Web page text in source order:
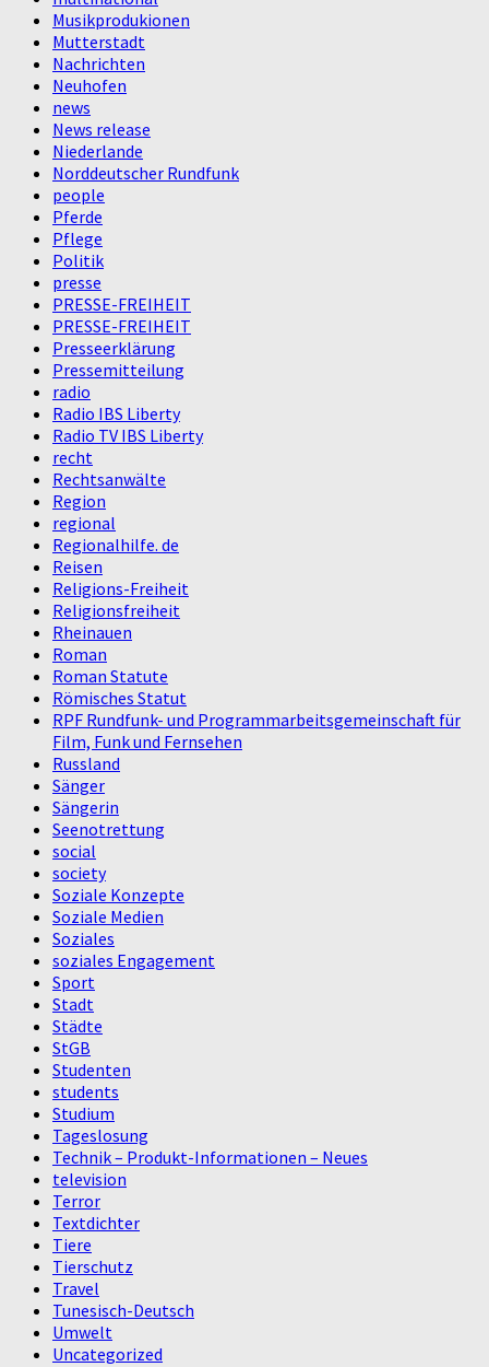
Musikprodukionen
Mutterstadt
Nachrichten
Neuhofen
news
News release
Niederlande
Norddeutscher Rundfunk
people
Pferde
Pflege
Politik
presse
PRESSE-FREIHEIT
PRESSE-FREIHEIT
Presseerklärung
Pressemitteilung
radio
Radio IBS Liberty
Radio TV IBS Liberty
recht
Rechtsanwälte
Region
regional
Regionalhilfe. de
Reisen
Religions-Freiheit
Religionsfreiheit
Rheinauen
Roman
Roman Statute
Römisches Statut
RPF Rundfunk- und Programmarbeitsgemeinschaft für
Film, Funk und Fernsehen
Russland
Sänger
Sängerin
Seenotrettung
social
society
Soziale Konzepte
Soziale Medien
Soziales
soziales Engagement
Sport
Stadt
Städte
StGB
Studenten
students
Studium
Tageslosung
Technik – Produkt-Informationen – Neues
television
Terror
Textdichter
Tiere
Tierschutz
Travel
Tunesisch-Deutsch
Umwelt
Uncategorized